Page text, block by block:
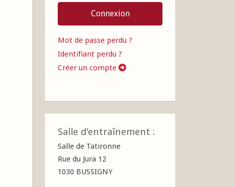
Connexion
Mot de passe perdu ?
Identifiant perdu ?
Créer un compte
Salle d'entraînement :
Salle de Tatironne
Rue du Jura 12
1030 BUSSIGNY